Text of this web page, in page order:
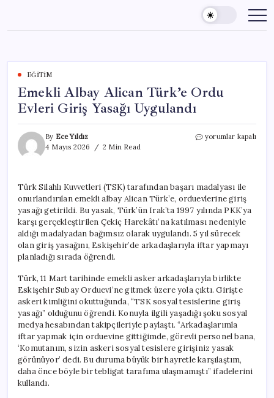
content
EĞITIM
Emekli Albay Alican Türk’e Ordu
Evleri Giriş Yasağı Uygulandı
By Ece Yıldız
4 Mayıs 2026
2 Min Read
Emekli
Evleri
Giriş
Yasağı
Uygulandı
için
yorumlar kapalı
Türk Silahlı Kuvvetleri (TSK) tarafından başarı madalyası ile
onurlandırılan emekli albay Alican Türk’e, orduevlerine giriş
yasağı getirildi. Bu yasak, Türk’ün Irak’ta 1997 yılında PKK’ya
karşı gerçekleştirilen Çekiç Harekâtı’na katılması nedeniyle
aldığı madalyadan bağımsız olarak uygulandı. 5 yıl sürecek
olan giriş yasağını, Eskişehir’de arkadaşlarıyla iftar yapmayı
planladığı sırada öğrendi.
Türk, 11 Mart tarihinde emekli asker arkadaşlarıyla birlikte
Eskişehir Subay Orduevi’ne gitmek üzere yola çıktı. Girişte
askeri kimliğini okuttuğunda, “TSK sosyal tesislerine giriş
yasağı” olduğunu öğrendi. Konuyla ilgili yaşadığı şoku sosyal
medya hesabından takipçileriyle paylaştı. “Arkadaşlarımla
iftar yapmak için orduevine gittiğimde, görevli personel bana,
‘Komutanım, sizin askeri sosyal tesislere girişiniz yasak
görünüyor’ dedi. Bu duruma büyük bir hayretle karşılaştım,
daha önce böyle bir tebligat tarafıma ulaşmamıştı” ifadelerini
kullandı.